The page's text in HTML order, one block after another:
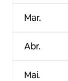
Mar.
Abr.
Mai.